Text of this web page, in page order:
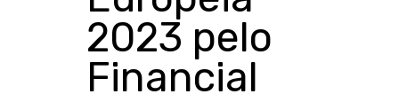
2023 pelo
Financial